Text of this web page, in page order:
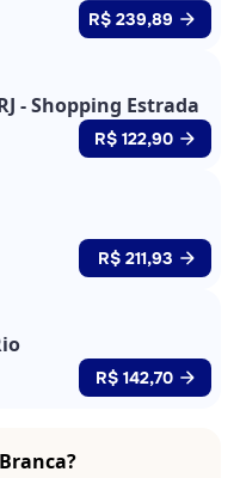
R$ 239,89
- Shopping Estrada
R$ 122,90
R$ 211,93
R$ 142,70